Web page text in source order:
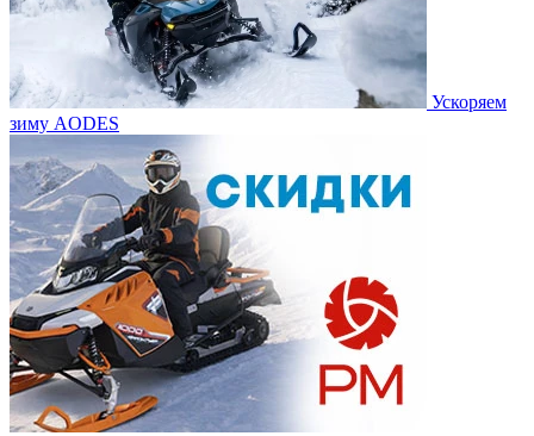
Ускоряем
зиму AODES